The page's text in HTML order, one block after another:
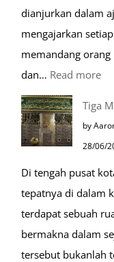
dianjurkan dalam
mengajarkan
memandang
dan… Read more:
Tiga
by
28/06/
Di tengah pusat
tepatnya di dalam
terdapat sebuah
bermakna dalam
tersebut bukanlah